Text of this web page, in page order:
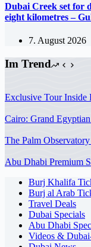
Dubai Creek set for
eight kilometres –
7. August 2026
Im Trend
Exclusive Tour
Cairo: Grand
The Palm
Abu Dhabi Premium
Burj Khalifa
Burj al Arab
Travel Deals
Dubai Specials
Abu Dhabi
Videos &